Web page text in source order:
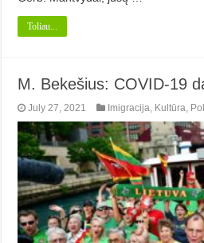
Toliau...
M. Bekešius: COVID-19
July 27, 2021 Imigracija, Kultūra,